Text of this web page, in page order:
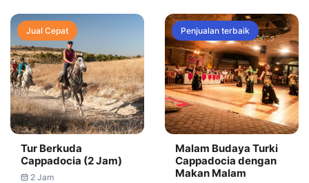
Jual Cepat
Tur Berkuda
Cappadocia (2 Jam)
2 Jam
Penjualan terbaik
Malam Budaya Turki
Cappadocia dengan
Makan Malam